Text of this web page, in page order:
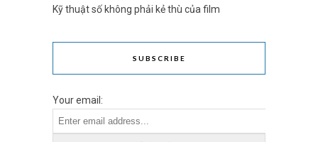
Kỹ thuật số không phải kẻ thù của film
SUBSCRIBE
Your email: